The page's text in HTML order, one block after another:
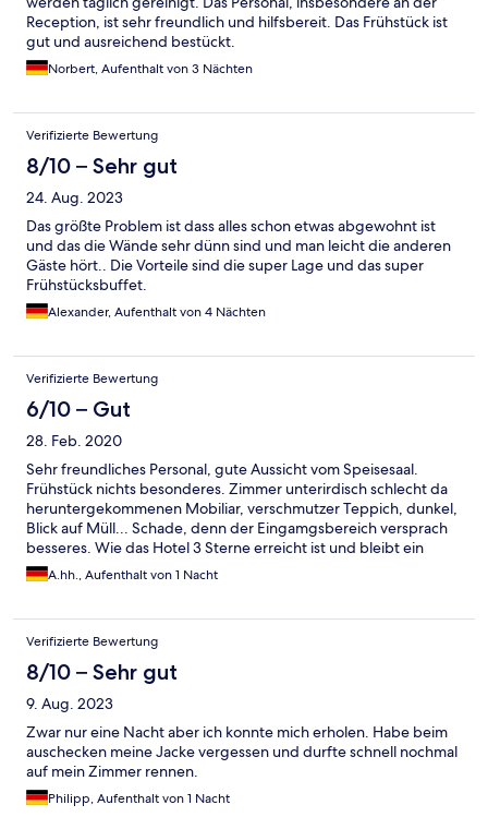
Reception, ist sehr freundlich und hilfsbereit. Das Frühstück ist
gut und ausreichend bestückt.
Norbert, Aufenthalt von 3 Nächten
Verifizierte Bewertung
8/10 – Sehr gut
24. Aug. 2023
Das größte Problem ist dass alles schon etwas abgewohnt ist
und das die Wände sehr dünn sind und man leicht die anderen
Gäste hört.. Die Vorteile sind die super Lage und das super
Frühstücksbuffet.
Alexander, Aufenthalt von 4 Nächten
Verifizierte Bewertung
6/10 – Gut
28. Feb. 2020
Sehr freundliches Personal, gute Aussicht vom Speisesaal.
Frühstück nichts besonderes. Zimmer unterirdisch schlecht da
heruntergekommenen Mobiliar, verschmutzer Teppich, dunkel,
Blick auf Müll... Schade, denn der Eingamgsbereich versprach
besseres. Wie das Hotel 3 Sterne erreicht ist und bleibt ein
großes Rätsel.
A.hh., Aufenthalt von 1 Nacht
Verifizierte Bewertung
8/10 – Sehr gut
9. Aug. 2023
Zwar nur eine Nacht aber ich konnte mich erholen. Habe beim
auschecken meine Jacke vergessen und durfte schnell nochmal
auf mein Zimmer rennen.
Philipp, Aufenthalt von 1 Nacht